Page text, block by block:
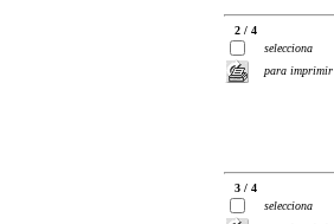
2 / 4
selecciona
para imprimir
3 / 4
selecciona